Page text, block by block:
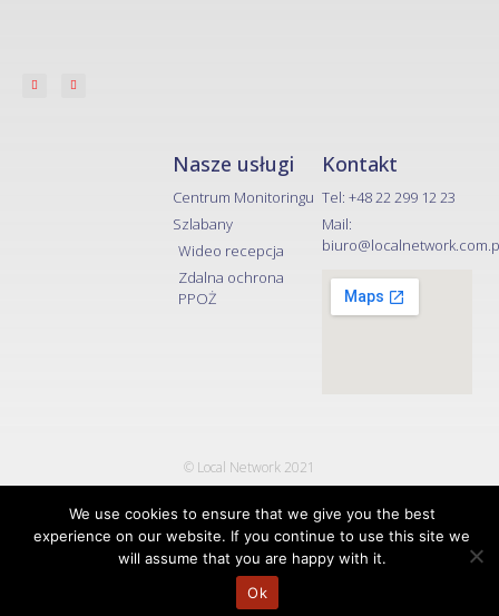
Nasze usługi
Centrum Monitoringu
Szlabany
Wideo recepcja
Zdalna ochrona
PPOŻ
Kontakt
Tel: +48 22 299 12 23
Mail:
© Local Network 2021
We use cookies to ensure that we give you the best
experience on our website. If you continue to use this site we
will assume that you are happy with it.
Ok